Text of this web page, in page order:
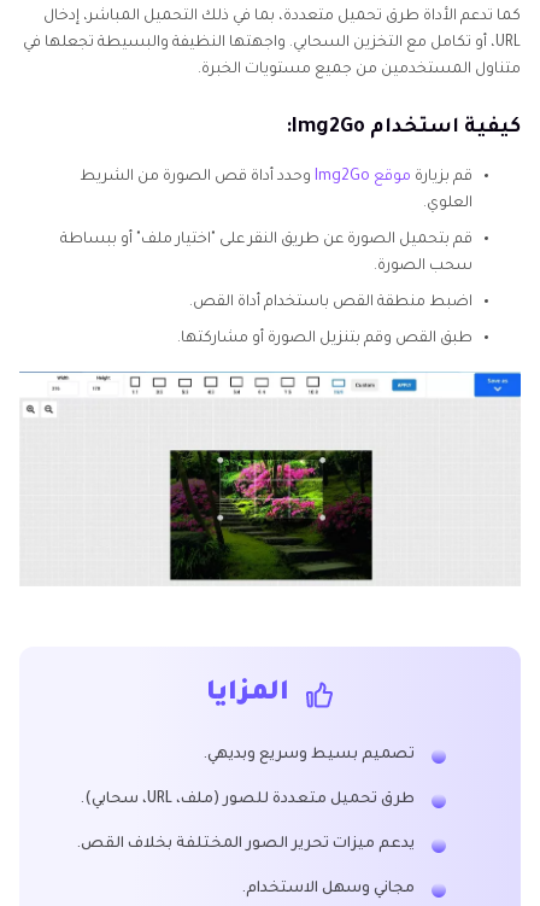
كما تدعم الأداة طرق تحميل متعددة، بما في ذلك التحميل المباشر، إدخال
URL، أو تكامل مع التخزين السحابي. واجهتها النظيفة والبسيطة تجعلها في
متناول المستخدمين من جميع مستويات الخبرة.
كيفية استخدام Img2Go:
قم بزيارة موقع Img2Go
وحدد أداة قص الصورة من الشريط
العلوي.
قم بتحميل الصورة عن طريق النقر على "اختيار ملف" أو ببساطة
سحب الصورة.
اضبط منطقة القص باستخدام أداة القص.
طبق القص وقم بتنزيل الصورة أو مشاركتها.
المزايا
تصميم بسيط وسريع وبديهي.
طرق تحميل متعددة للصور (ملف، URL، سحابي).
يدعم ميزات تحرير الصور المختلفة بخلاف القص.
مجاني وسهل الاستخدام.